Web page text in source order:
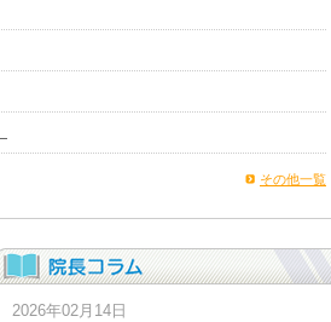
その他一覧
2026年02月14日